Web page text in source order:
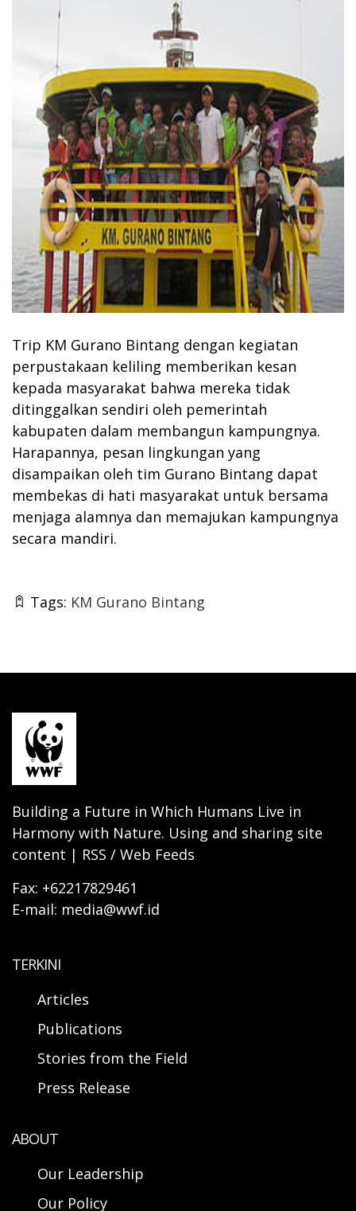
Trip KM Gurano Bintang dengan kegiatan
perpustakaan keliling memberikan kesan
kepada masyarakat bahwa mereka tidak
ditinggalkan sendiri oleh pemerintah
kabupaten dalam membangun kampungnya.
Harapannya, pesan lingkungan yang
disampaikan oleh tim Gurano Bintang dapat
membekas di hati masyarakat untuk bersama
menjaga alamnya dan memajukan kampungnya
secara mandiri.
Tags: KM Gurano Bintang
Building a Future in Which Humans Live in
Harmony with Nature. Using and sharing site
content | RSS / Web Feeds
Fax: +62217829461
E-mail: media@wwf.id
TERKINI
Articles
Publications
Stories from the Field
Press Release
ABOUT
Our Leadership
Our Policy